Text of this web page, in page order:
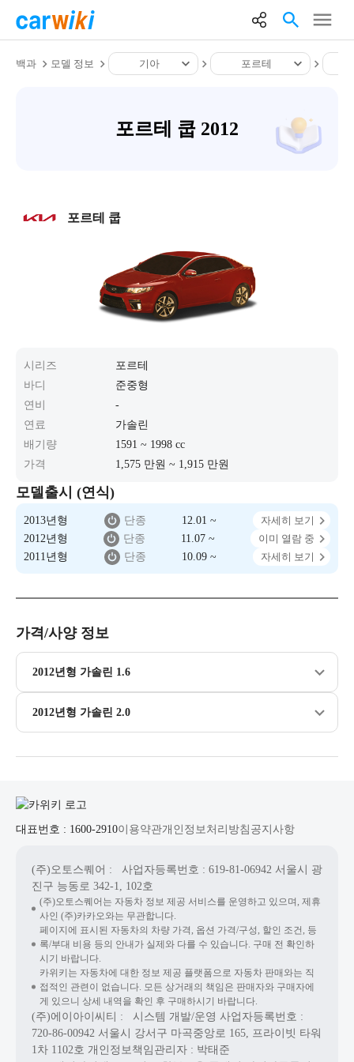
백과 모델 정보 기아 포르테
포르테 쿱 2012
포르테 쿱
시리즈
포르테
바디
준중형
연비
-
연료
가솔린
배기량
1591 ~ 1998 cc
가격
1,575 만원 ~ 1,915 만원
모델출시 (연식)
2013년형 단종 12.01 ~
자세히 보기
2012년형
단종 11.07 ~
이미 열람 중
2011년형
단종 10.09 ~ 자세히 보기
가격/사양 정보
2012년형 가솔린 1.6
2012년형 가솔린 2.0
대표번호 : 1600-2910이용약관개인정보처리방침 공지사항
(주)오토스퀘어 : 사업자등록번호 : 619-81-06942 서울시 광
진구 능동로 342-1, 102호
(주)오토스퀘어는 자동차 정보 제공 서비스를 운영하고 있으며, 제휴
사인 (주)카카오와는 무관합니다.
페이지에 표시된 자동차의 차량 가격, 옵션 가격/구성, 할인 조건, 등
록/부대 비용 등의 안내가 실제와 다를 수 있습니다. 구매 전 확인하
시기 바랍니다.
카위키는 자동차에 대한 정보 제공 플랫폼으로 자동차 판매와는 직
접적인 관련이 없습니다. 모든 상거래의 책임은 판매자와 구매자에
게 있으니 상세 내역을 확인 후 구매하시기 바랍니다.
(주)에이아이씨티 : 시스템 개발/운영 사업자등록번호 :
720-86-00942 서울시 강서구 마곡중앙로 165, 프라이빗 타워
1차 1102호 개인정보책임관리자 : 박태준